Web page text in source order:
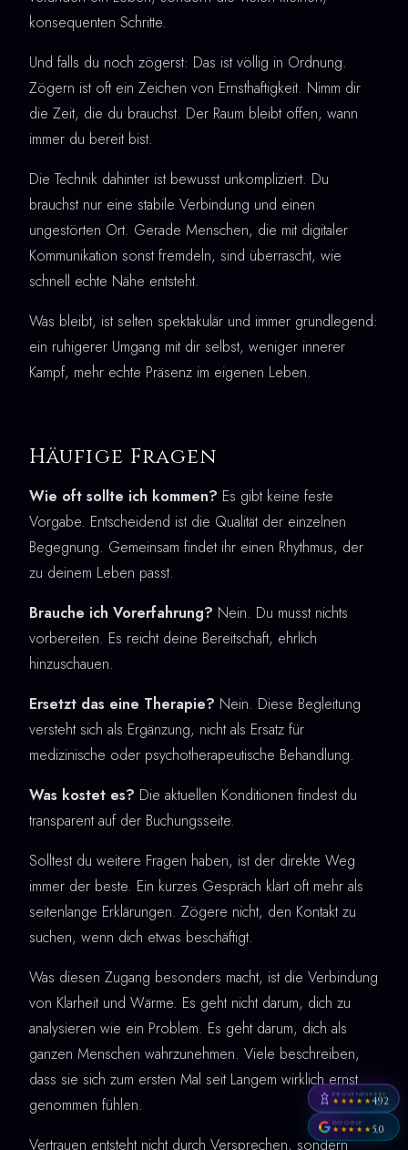
konsequenten Schritte.
Und falls du noch zögerst: Das ist völlig in Ordnung.
Zögern ist oft ein Zeichen von Ernsthaftigkeit. Nimm dir
die Zeit, die du brauchst. Der Raum bleibt offen, wann
immer du bereit bist.
Die Technik dahinter ist bewusst unkompliziert. Du
brauchst nur eine stabile Verbindung und einen
ungestörten Ort. Gerade Menschen, die mit digitaler
Kommunikation sonst fremdeln, sind überrascht, wie
schnell echte Nähe entsteht.
Was bleibt, ist selten spektakulär und immer grundlegend:
ein ruhigerer Umgang mit dir selbst, weniger innerer
Kampf, mehr echte Präsenz im eigenen Leben.
Häufige Fragen
Wie oft sollte ich kommen? Es gibt keine feste
Vorgabe. Entscheidend ist die Qualität der einzelnen
Begegnung. Gemeinsam findet ihr einen Rhythmus, der
zu deinem Leben passt.
Brauche ich Vorerfahrung? Nein. Du musst nichts
vorbereiten. Es reicht deine Bereitschaft, ehrlich
hinzuschauen.
Ersetzt das eine Therapie? Nein. Diese Begleitung
versteht sich als Ergänzung, nicht als Ersatz für
medizinische oder psychotherapeutische Behandlung.
Was kostet es? Die aktuellen Konditionen findest du
transparent auf der Buchungsseite.
Solltest du weitere Fragen haben, ist der direkte Weg
immer der beste. Ein kurzes Gespräch klärt oft mehr als
seitenlange Erklärungen. Zögere nicht, den Kontakt zu
suchen, wenn dich etwas beschäftigt.
Was diesen Zugang besonders macht, ist die Verbindung
von Klarheit und Wärme. Es geht nicht darum, dich zu
analysieren wie ein Problem. Es geht darum, dich als
ganzen Menschen wahrzunehmen. Viele beschreiben,
dass sie sich zum ersten Mal seit Langem wirklich ernst
genommen fühlen.
Vertrauen entsteht nicht durch Versprechen, sondern
PROVENEXPERT
★★★★★4,92
GOOGLE
★★★★★5,0